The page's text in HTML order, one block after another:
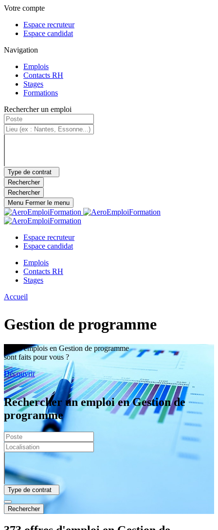
Aller au contenu principal
Menu principal
Votre compte
Espace recruteur
Espace candidat
Navigation
Emplois
Contacts RH
Stages
Formations
Rechercher un emploi
Type de contrat
Rechercher
Rechercher
Menu Fermer le menu
Espace recruteur
Espace candidat
Emplois
Contacts RH
Stages
Accueil
Gestion de programme
Quels emplois en Gestion de programme
sont faits pour vous ?
Découvrir
Rechercher un emploi en Gestion de
programme
Type de contrat
Rechercher
Panneau de gestion des cookies